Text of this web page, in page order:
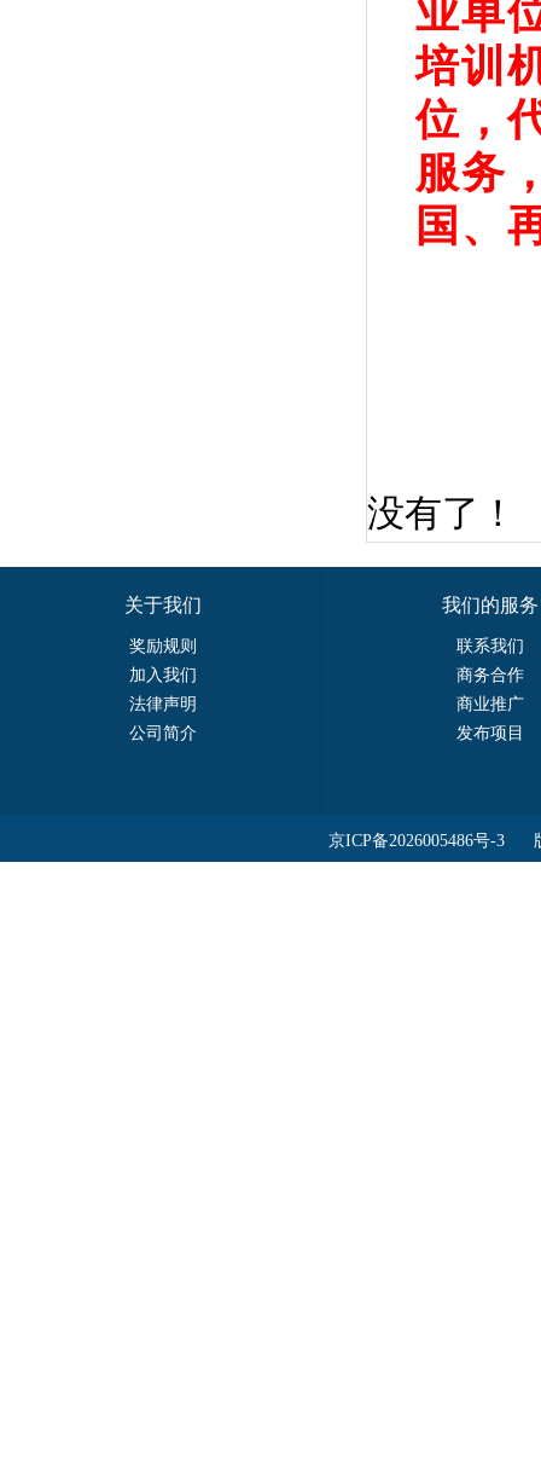
业单
培训
位，
服务
国、
没有了！
关于我们
奖励规则
加入我们
法律声明
公司简介
我们的服务
联系我们
商务合作
商业推广
发布项目
京ICP备2026005486号-3